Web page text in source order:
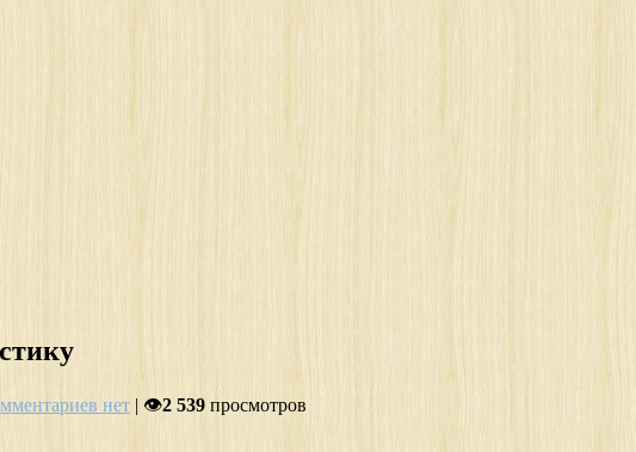
нет | 👁2 539 просмотров